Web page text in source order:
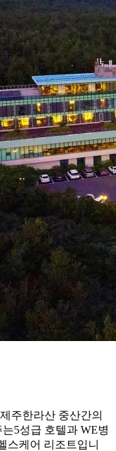
주한라산 중산간의
5성급 호텔과 WE병
스케어 리조트입니